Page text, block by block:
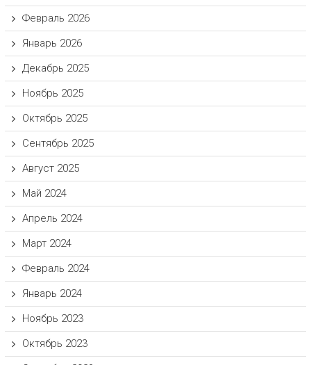
Февраль 2026
Январь 2026
Декабрь 2025
Ноябрь 2025
Октябрь 2025
Сентябрь 2025
Август 2025
Май 2024
Апрель 2024
Март 2024
Февраль 2024
Январь 2024
Ноябрь 2023
Октябрь 2023